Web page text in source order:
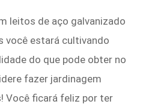
leitos de aço galvanizado
você estará cultivando
do que pode obter no
fazer jardinagem
Você ficará feliz por ter